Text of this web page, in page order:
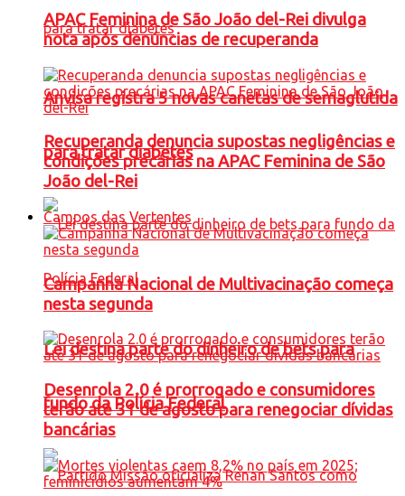
Anvisa registra 5 novas canetas de semaglutida
para tratar diabetes
Lei destina parte do dinheiro de bets para
fundo da Polícia Federal
APAC Feminina de São João del-Rei divulga
nota após denúncias de recuperanda
Recuperanda denuncia supostas negligências e
condições precárias na APAC Feminina de São
João del-Rei
Campos das Vertentes
Campanha Nacional de Multivacinação começa
nesta segunda
Desenrola 2.0 é prorrogado e consumidores
terão até 31 de agosto para renegociar dívidas
bancárias